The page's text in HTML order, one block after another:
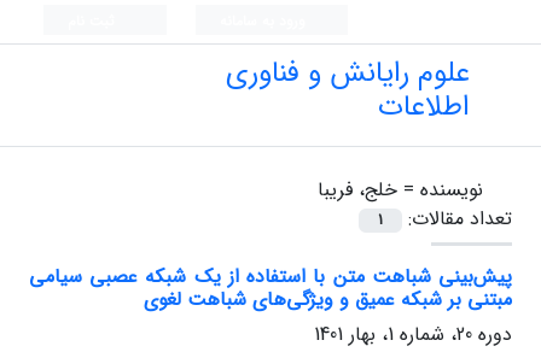
علوم رایانش و فناوری
اطلاعات
نویسنده = خلج، فریبا
تعداد مقالات:
1
پیش‌بینی شباهت متن با استفاده از یک شبکه عصبی سیامی
مبتنی بر شبکه عمیق و ویژگی‌های شباهت لغوی
دوره 20، شماره 1، بهار 1401